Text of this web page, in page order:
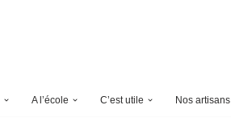
A l’école C’est utile Nos artisans